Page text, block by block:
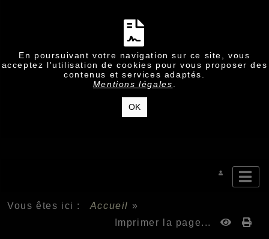
En poursuivant votre navigation sur ce site, vous
acceptez l'utilisation de cookies pour vous proposer des
contenus et services adaptés.
Mentions légales
OK
Vous êtes ici : Accueil »
Imprimer la page...